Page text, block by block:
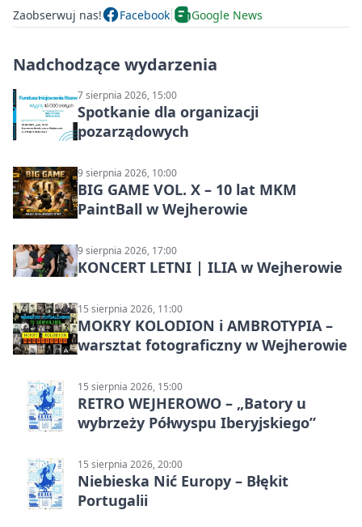
Zaobserwuj nas! Facebook Google News
Nadchodzące wydarzenia
7 sierpnia 2026, 15:00
Spotkanie dla organizacji
pozarządowych
9 sierpnia 2026, 10:00
BIG GAME VOL. X – 10 lat MKM
PaintBall w Wejherowie
9 sierpnia 2026, 17:00
KONCERT LETNI | ILIA w Wejherowie
15 sierpnia 2026, 11:00
MOKRY KOLODION i AMBROTYPIA –
warsztat fotograficzny w Wejherowie
15 sierpnia 2026, 15:00
RETRO WEJHEROWO – „Batory u
wybrzeży Półwyspu Iberyjskiego”
15 sierpnia 2026, 20:00
Niebieska Nić Europy – Błękit
Portugalii